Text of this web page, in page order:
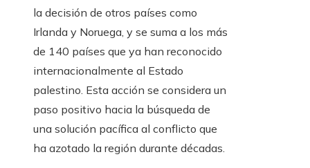
la decisión de otros países como
Irlanda y Noruega, y se suma a los más
de 140 países que ya han reconocido
internacionalmente al Estado
palestino. Esta acción se considera un
paso positivo hacia la búsqueda de
una solución pacífica al conflicto que
ha azotado la región durante décadas.